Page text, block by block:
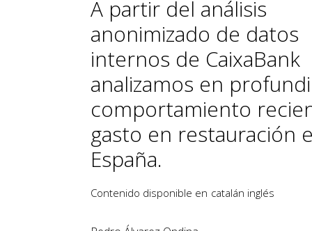
A partir del análisis
anonimizado de datos
internos de CaixaBank
analizamos en
comportamiento
gasto en restauración
España.
Contenido disponible en catalán inglés